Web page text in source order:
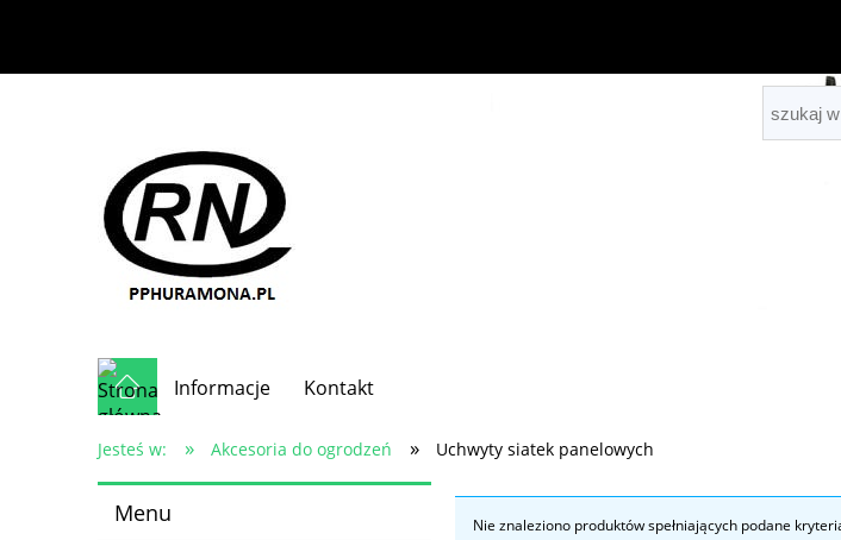
Informacje Kontakt
Jesteś w: » Akcesoria do ogrodzeń » Uchwyty siatek panelowych
Menu Nie znaleziono produktów spełniających podane